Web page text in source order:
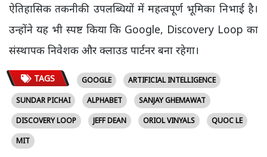
ऐतिहासिक तकनीकी उपलब्धियों में महत्वपूर्ण भूमिका निभाई है।
उन्होंने यह भी स्पष्ट किया कि Google, Discovery Loop का
संस्थापक निवेशक और क्लाउड पार्टनर बना रहेगा।
TAGS GOOGLE
ARTIFICIAL INTELLIGENCE
SUNDAR PICHAI
ALPHABET
SANJAY GHEMAWAT
DISCOVERY LOOP
JEFF DEAN ORIOL VINYALS
QUOC LE
MIT